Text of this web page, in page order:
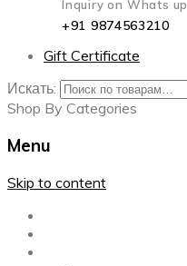
Inquiry on Whats up
+91 9874563210
Gift Certificate
Искать:
Shop By Categories
Menu
Skip to content